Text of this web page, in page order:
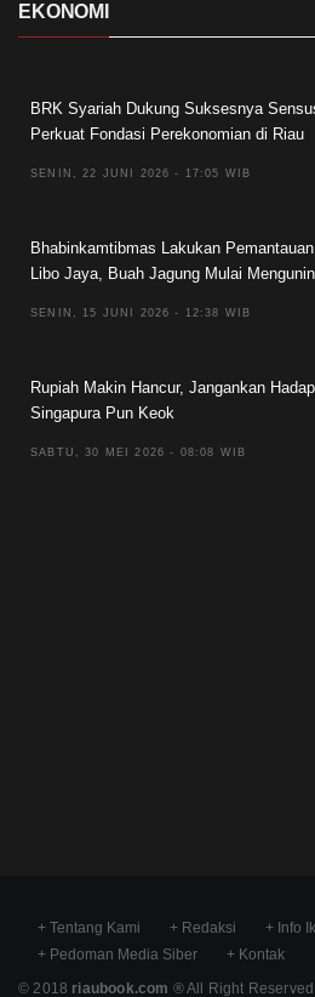
EKONOMI
BRK Syariah Dukung Suksesnya
Perkuat Fondasi Perekonomian di Riau
SENIN, 22 JUNI 2026 - 17:05 WIB
Bhabinkamtibmas Lakukan
Libo Jaya, Buah Jagung Mulai
SENIN, 15 JUNI 2026 - 12:38 WIB
Rupiah Makin Hancur, Jangankan
Singapura Pun Keok
SABTU, 30 MEI 2026 - 08:08 WIB
+ Tentang Kami + Redaksi + Info
+ Pedoman Media Siber
+ Kontak
© 2018 riaubook.com ® All Right Reserved